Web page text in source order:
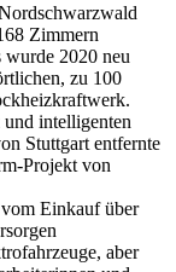
Zimmern
wurde 2020 neu
zu 100
intelligenten
Stuttgart entfernte
Projekt von
Einkauf über
aber